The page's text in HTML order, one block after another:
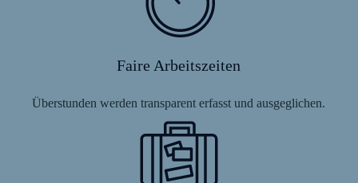
Faire Arbeitszeiten
Überstunden werden transparent erfasst und ausgeglichen.